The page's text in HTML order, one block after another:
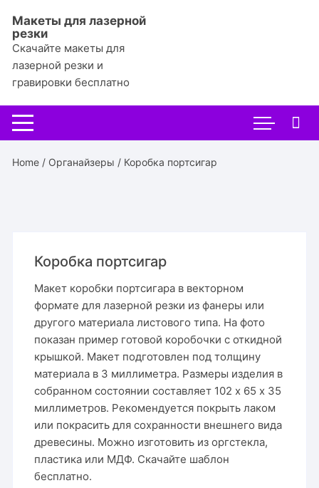
содержимому
Макеты для лазерной
резки
Скачайте макеты для
лазерной резки и
гравировки бесплатно
Home / Органайзеры / Коробка портсигар
Коробка портсигар
Макет коробки портсигара в векторном
формате для лазерной резки из фанеры или
другого материала листового типа. На фото
показан пример готовой коробочки с откидной
крышкой. Макет подготовлен под толщину
материала в 3 миллиметра. Размеры изделия в
собранном состоянии составляет 102 х 65 х 35
миллиметров. Рекомендуется покрыть лаком
или покрасить для сохранности внешнего вида
древесины. Можно изготовить из оргстекла,
пластика или МДФ. Скачайте шаблон
бесплатно.